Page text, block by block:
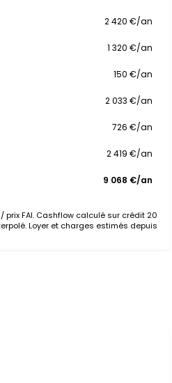
2 420 €/an
1 320 €/an
150 €/an
2 033 €/an
726 €/an
2 419 €/an
9 068 €/an
prix FAI. Cashflow calculé sur crédit 20
Loyer et charges estimés depuis